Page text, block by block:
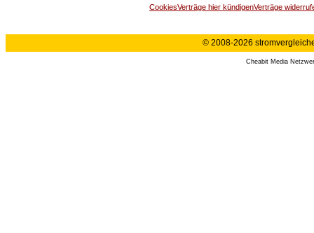
CookiesVerträge hier kündigenVerträge
© 2008-2026
Cheabit Media